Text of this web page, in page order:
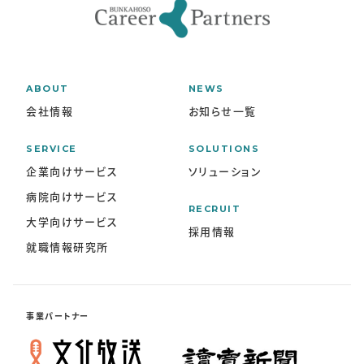
ABOUT
会社情報
SERVICE
企業向けサービス
病院向けサービス
大学向けサービス
就職情報研究所
NEWS
お知らせ一覧
SOLUTIONS
ソリューション
RECRUIT
採用情報
事業パートナー